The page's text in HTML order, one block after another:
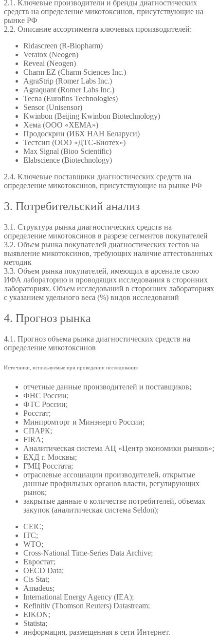
2.1. Ключевые производители и бренды диагностических
средств на определение микотоксинов, присутствующие на
рынке РФ
2.2. Описание ассортимента ключевых производителей:
Ridascreen (R-Biopharm)
Veratox (Neogen)
Reveal (Neogen)
Charm EZ (Charm Sciences Inc.)
AgraStrip (Romer Labs Inc.)
Agraquant (Romer Labs Inc.)
Tecna (Eurofins Technologies)
Sensor (Unisensor)
Kwinbon (Beijing Kwinbon Biotechnology)
Хема (ООО «ХЕМА»)
Продоскрин (ИБХ НАН Беларуси)
Тестсип (ООО «ДТС-Биотех»)
Max Signal (Bioo Scientific)
Elabscience (Biotechnology)
2.4. Ключевые поставщики диагностических средств на
определение микотоксинов, присутствующие на рынке РФ
3. Потребительский анализ
3.1. Структура рынка диагностических средств на
определение микотоксинов в разрезе сегментов покупателей
3.2. Объем рынка покупателей диагностических тестов на
выявление микотоксинов, требующих наличие аттестованных
методик
3.3. Объем рынка покупателей, имеющих в арсенале свою
ИФА лабораторию и проводящих исследования в сторонних
лабораториях. Объем исследований в сторонних лабораториях
с указанием удельного веса (%) видов исследований
4. Прогноз рынка
4.1. Прогноз объема рынка диагностических средств на
определение микотоксинов
Источники, используемые при проведении исследования
отчетные данные производителей и поставщиков;
ФНС России;
ФТС России;
Росстат;
Минпромторг и Минэнерго России;
СПАРК;
FIRA;
Аналитическая система АЦ «Центр экономики рынков»;
ЕХД г. Москвы;
ГМЦ Росстата;
отраслевые ассоциации производителей, открытые
данные профильных органов власти, регулирующих
рынок;
закрытые данные о количестве потребителей, объемах
закупок (аналитическая система Seldon);
CEIC;
ITC;
WTO;
Cross-National Time-Series Data Archive;
Евростат;
OECD Data;
Cis Stat;
Amadeus;
International Energy Agency (IEA);
Refinitiv (Thomson Reuters) Datastream;
EIKON;
Statista;
информация, размещенная в сети Интернет.